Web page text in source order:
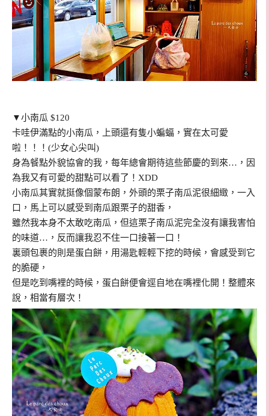
▼小南瓜 $120
卡哇伊滿點的小南瓜，上頭還有隻小蝙蝠，實在太可愛
啦！！！(少女心尖叫)
身為餐點外貌協會的我，每年總會期待這些節慶的到來…，因
為我又有可愛的甜點可以看了！XDD
小南瓜其實就挺像個蒙布朗，外頭的栗子南瓜泥很細緻，一入
口，馬上可以感受到南瓜跟栗子的甜香，
雖然我本身不太敢吃南瓜，但這栗子南瓜泥完全沒有讓我害怕
的味道…，反而讓我忍不住一口接著一口！
裏頭包裹的則是蛋白餅，用湯匙輕輕下挖的時候，會感受到它
的脆硬，
但是吃到嘴裡的時候，蛋白餅便會逕自地在嘴裡化開！整體來
說，相當有層次！